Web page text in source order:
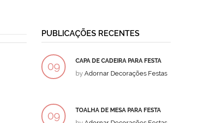
PUBLICAÇÕES RECENTES
09 CAPA DE CADEIRA PARA FESTA
byAdornar Decorações Festas
09 TOALHA DE MESA PARA FESTA